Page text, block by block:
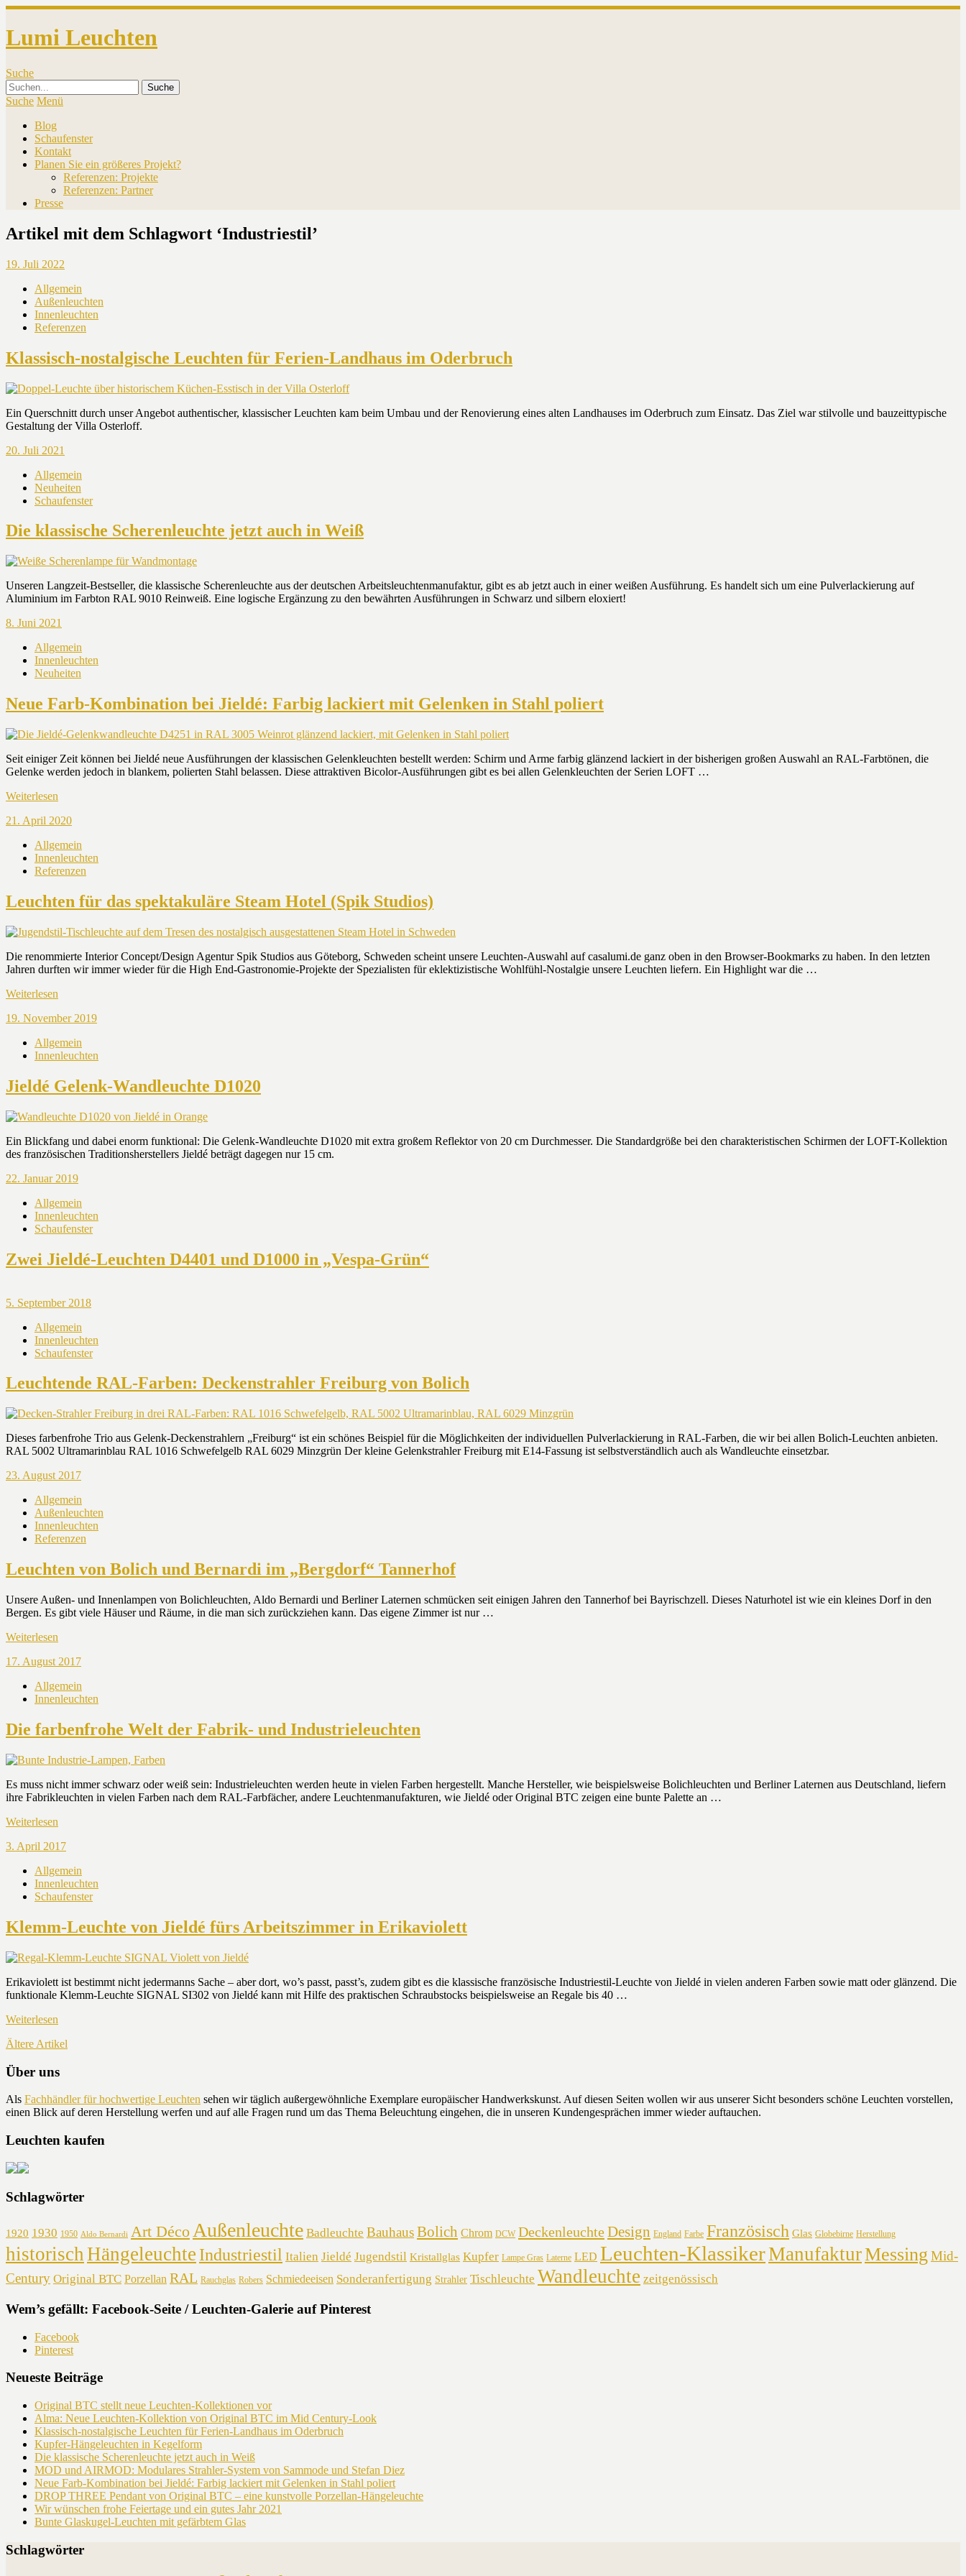
Lumi Leuchten
Suche
Suche Menü
Blog
Schaufenster
Kontakt
Planen Sie ein größeres Projekt?
Referenzen: Projekte
Referenzen: Partner
Presse
Artikel mit dem Schlagwort ‘Industriestil’
19. Juli 2022
Allgemein
Außenleuchten
Innenleuchten
Referenzen
Klassisch-nostalgische Leuchten für Ferien-Landhaus im Oderbruch
Ein Querschnitt durch unser Angebot authentischer, klassischer Leuchten kam beim Umbau und der Renovierung eines alten Landhauses im Oderbruch zum Einsatz. Das Ziel war stilvolle und bauzeittypische
Gestaltung der Villa Osterloff.
20. Juli 2021
Allgemein
Neuheiten
Schaufenster
Die klassische Scherenleuchte jetzt auch in Weiß
Unseren Langzeit-Bestseller, die klassische Scherenleuchte aus der deutschen Arbeitsleuchtenmanufaktur, gibt es ab jetzt auch in einer weißen Ausführung. Es handelt sich um eine Pulverlackierung auf
Aluminium im Farbton RAL 9010 Reinweiß. Eine logische Ergänzung zu den bewährten Ausführungen in Schwarz und silbern eloxiert!
8. Juni 2021
Allgemein
Innenleuchten
Neuheiten
Neue Farb-Kombination bei Jieldé: Farbig lackiert mit Gelenken in Stahl poliert
Seit einiger Zeit können bei Jieldé neue Ausführungen der klassischen Gelenkleuchten bestellt werden: Schirm und Arme farbig glänzend lackiert in der bisherigen großen Auswahl an RAL-Farbtönen, die
Gelenke werden jedoch in blankem, polierten Stahl belassen. Diese attraktiven Bicolor-Ausführungen gibt es bei allen Gelenkleuchten der Serien LOFT …
Weiterlesen
21. April 2020
Allgemein
Innenleuchten
Referenzen
Leuchten für das spektakuläre Steam Hotel (Spik Studios)
Die renommierte Interior Concept/Design Agentur Spik Studios aus Göteborg, Schweden scheint unsere Leuchten-Auswahl auf casalumi.de ganz oben in den Browser-Bookmarks zu haben. In den letzten
Jahren durften wir immer wieder für die High End-Gastronomie-Projekte der Spezialisten für eklektizistische Wohlfühl-Nostalgie unsere Leuchten liefern. Ein Highlight war die …
Weiterlesen
19. November 2019
Allgemein
Innenleuchten
Jieldé Gelenk-Wandleuchte D1020
Ein Blickfang und dabei enorm funktional: Die Gelenk-Wandleuchte D1020 mit extra großem Reflektor von 20 cm Durchmesser. Die Standardgröße bei den charakteristischen Schirmen der LOFT-Kollektion
des französischen Traditionsherstellers Jieldé beträgt dagegen nur 15 cm.
22. Januar 2019
Allgemein
Innenleuchten
Schaufenster
Zwei Jieldé-Leuchten D4401 und D1000 in „Vespa-Grün“
5. September 2018
Allgemein
Innenleuchten
Schaufenster
Leuchtende RAL-Farben: Deckenstrahler Freiburg von Bolich
Dieses farbenfrohe Trio aus Gelenk-Deckenstrahlern „Freiburg“ ist ein schönes Beispiel für die Möglichkeiten der individuellen Pulverlackierung in RAL-Farben, die wir bei allen Bolich-Leuchten anbieten.
RAL 5002 Ultramarinblau RAL 1016 Schwefelgelb RAL 6029 Minzgrün Der kleine Gelenkstrahler Freiburg mit E14-Fassung ist selbstverständlich auch als Wandleuchte einsetzbar.
23. August 2017
Allgemein
Außenleuchten
Innenleuchten
Referenzen
Leuchten von Bolich und Bernardi im „Bergdorf“ Tannerhof
Unsere Außen- und Innenlampen von Bolichleuchten, Aldo Bernardi und Berliner Laternen schmücken seit einigen Jahren den Tannerhof bei Bayrischzell. Dieses Naturhotel ist wie ein kleines Dorf in den
Bergen. Es gibt viele Häuser und Räume, in die man sich zurückziehen kann. Das eigene Zimmer ist nur …
Weiterlesen
17. August 2017
Allgemein
Innenleuchten
Die farbenfrohe Welt der Fabrik- und Industrieleuchten
Es muss nicht immer schwarz oder weiß sein: Industrieleuchten werden heute in vielen Farben hergestellt. Manche Hersteller, wie beispielsweise Bolichleuchten und Berliner Laternen aus Deutschland, liefern
ihre Fabrikleuchten in vielen Farben nach dem RAL-Farbfächer, andere Leuchtenmanufakturen, wie Jieldé oder Original BTC zeigen eine bunte Palette an …
Weiterlesen
3. April 2017
Allgemein
Innenleuchten
Schaufenster
Klemm-Leuchte von Jieldé fürs Arbeitszimmer in Erikaviolett
Erikaviolett ist bestimmt nicht jedermanns Sache – aber dort, wo’s passt, passt’s, zudem gibt es die klassische französische Industriestil-Leuchte von Jieldé in vielen anderen Farben sowie matt oder glänzend. Die
funktionale Klemm-Leuchte SIGNAL SI302 von Jieldé kann mit Hilfe des praktischen Schraubstocks beispielsweise an Regale bis 40 …
Weiterlesen
Ältere Artikel
Über uns
Als Fachhändler für hochwertige Leuchten sehen wir täglich außergewöhnliche Exemplare europäischer Handwerkskunst. Auf diesen Seiten wollen wir aus unserer Sicht besonders schöne Leuchten vorstellen,
einen Blick auf deren Herstellung werfen und auf alle Fragen rund um das Thema Beleuchtung eingehen, die in unseren Kundengesprächen immer wieder auftauchen.
Leuchten kaufen
Schlagwörter
1920 1930 1950 Aldo Bernardi Art Déco Außenleuchte Badleuchte BauhausBolich Chrom DCW DeckenleuchteDesign England Farbe Französisch Glas Globebirne Herstellung
historischHängeleuchte Industriestil Italien Jieldé Jugendstil Kristallglas Kupfer Lampe Gras Laterne LED Leuchten-KlassikerManufakturMessing Mid-
Century Original BTC Porzellan RAL Rauchglas Robers Schmiedeeisen Sonderanfertigung Strahler Tischleuchte Wandleuchte zeitgenössisch
Wem’s gefällt: Facebook-Seite / Leuchten-Galerie auf Pinterest
Facebook
Pinterest
Neueste Beiträge
Original BTC stellt neue Leuchten-Kollektionen vor
Alma: Neue Leuchten-Kollektion von Original BTC im Mid Century-Look
Klassisch-nostalgische Leuchten für Ferien-Landhaus im Oderbruch
Kupfer-Hängeleuchten in Kegelform
Die klassische Scherenleuchte jetzt auch in Weiß
MOD und AIRMOD: Modulares Strahler-System von Sammode und Stefan Diez
Neue Farb-Kombination bei Jieldé: Farbig lackiert mit Gelenken in Stahl poliert
DROP THREE Pendant von Original BTC – eine kunstvolle Porzellan-Hängeleuchte
Wir wünschen frohe Feiertage und ein gutes Jahr 2021
Bunte Glaskugel-Leuchten mit gefärbtem Glas
Schlagwörter